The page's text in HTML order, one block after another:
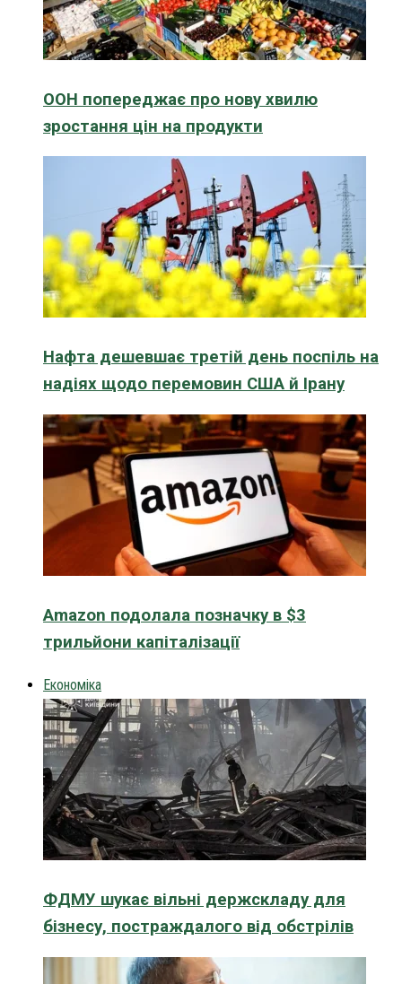
ООН попереджає про нову хвилю
зростання цін на продукти
Нафта дешевшає третій день поспіль на
надіях щодо перемовин США й Ірану
Amazon подолала позначку в $3
трильйони капіталізації
Економіка
ФДМУ шукає вільні держскладу для
бізнесу, постраждалого від обстрілів